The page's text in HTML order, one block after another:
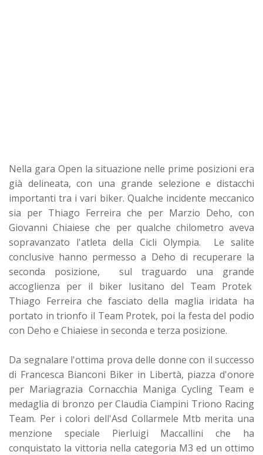
Nella gara Open la situazione nelle prime posizioni era
già delineata, con una grande selezione e distacchi
importanti tra i vari biker. Qualche incidente meccanico
sia per Thiago Ferreira che per Marzio Deho, con
Giovanni Chiaiese che per qualche chilometro aveva
sopravanzato l'atleta della Cicli Olympia. Le salite
conclusive hanno permesso a Deho di recuperare la
seconda posizione, sul traguardo una grande
accoglienza per il biker lusitano del Team Protek
Thiago Ferreira che fasciato della maglia iridata ha
portato in trionfo il Team Protek, poi la festa del podio
con Deho e Chiaiese in seconda e terza posizione.
Da segnalare l'ottima prova delle donne con il successo
di Francesca Bianconi Biker in Libertà, piazza d'onore
per Mariagrazia Cornacchia Maniga Cycling Team e
medaglia di bronzo per Claudia Ciampini Triono Racing
Team. Per i colori dell'Asd Collarmele Mtb merita una
menzione speciale Pierluigi Maccallini che ha
conquistato la vittoria nella categoria M3 ed un ottimo